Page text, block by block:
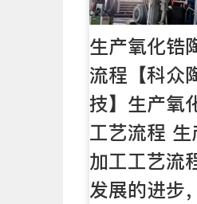
生产氧化锆
流程【科众
技】生产氧
工艺流程
加工工艺流
发展的进步